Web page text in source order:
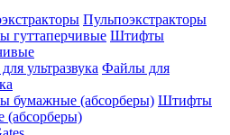
Пульпоэкстракторы
Штифты
Файлы для
Штифты
(абсорберы)